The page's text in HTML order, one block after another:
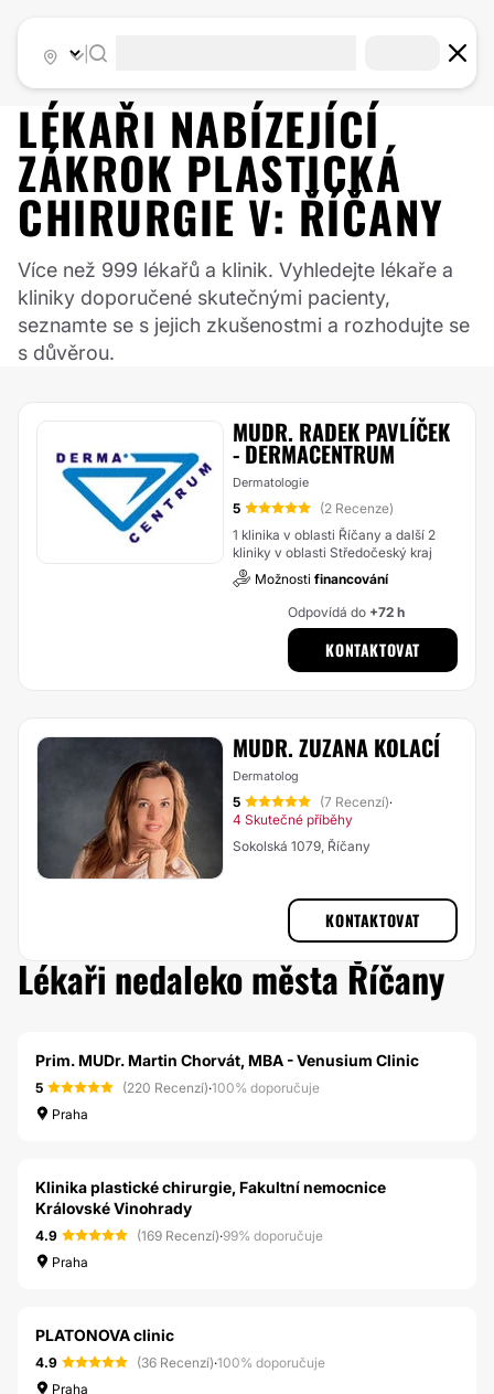
LÉKAŘI NABÍZEJÍCÍ
ZÁKROK PLASTICKÁ
CHIRURGIE V: ŘÍČANY
Více než 999 lékařů a klinik. Vyhledejte lékaře a
kliniky doporučené skutečnými pacienty,
seznamte se s jejich zkušenostmi a rozhodujte se
s důvěrou.
MUDR. RADEK PAVLÍČEK
- DERMACENTRUM
Dermatologie
5
(2 Recenze)
1 klinika v oblasti Říčany a další 2
kliniky v oblasti Středočeský kraj
Možnosti financování
Odpovídá do +72 h
KONTAKTOVAT
MUDR. ZUZANA KOLACÍ
Dermatolog
5 (7 Recenzí)·
4 Skutečné příběhy
Sokolská 1079, Říčany
KONTAKTOVAT
Lékaři nedaleko města Říčany
Prim. MUDr. Martin Chorvát, MBA - Venusium Clinic
5 (220 Recenzí)·100% doporučuje
Praha
Klinika plastické chirurgie, Fakultní nemocnice
Královské Vinohrady
4.9 (169 Recenzí)·99% doporučuje
Praha
PLATONOVA clinic
4.9 (36 Recenzí)·100% doporučuje
Praha